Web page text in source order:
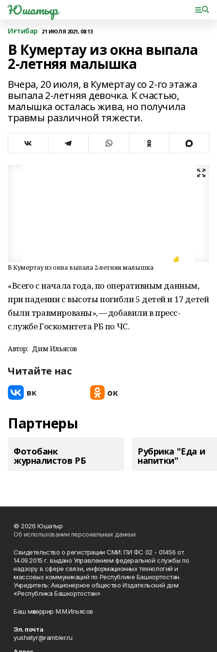
Юшатыр
Иғтибар 21 ИЮЛЯ 2021, 08:13
В Кумертау из окна выпала
2-летняя малышка
Вчера, 20 июля, в Кумертау со 2-го этажа
выпала 2-летняя девочка. К счастью,
малышка осталась жива, но получила
травмы различной тяжести.
В Кумертау из окна выпала 2-летняя малышка
«Всего с начала года, по оперативным данным,
при падении с высоты погибли 5 детей и 17 детей
были травмированы», — добавили в пресс-
службе ГоскомитетаРБпо ЧС.
Автор: Дим Ильясов
Читайте нас
Партнеры
Фотобанк
журналистов РБ
Рубрика "Еда и
напитки"
© 2026 Юшатыр
Об использовании персональных данных
Свидетельство о регистрации СМИ: ПИ ФС 02 - 01456 от
14.09.2015 г. выдано Управлением федеральной службы по
надзору в сфере связи, информационных технологий и
массовых коммуникаций по Республике Башкортостан.
Учредитель: Акционерное общество Издательский дом
«Республика Башкортостан»
Баш мөхәррир М.М.Ильясов
Эл. почта
yushatyr@rambler.ru